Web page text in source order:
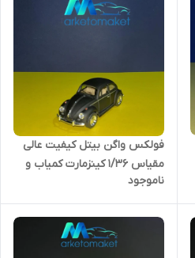
فولکس واگن بیتل کیفیت عالی
مقیاس ۱/۳۶ کینزمارت کمیاب و
ناموجود